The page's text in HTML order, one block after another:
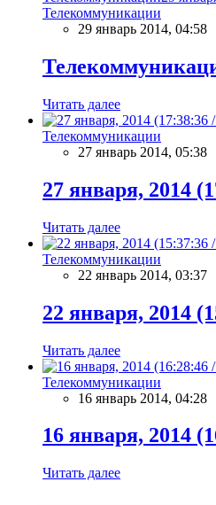
Телекоммуникации
29 январь 2014, 04:58
Читать далее
Телекоммуникации
27 январь 2014, 05:38
27 января, 2014
Читать далее
Телекоммуникации
22 январь 2014, 03:37
22 января, 2014
Читать далее
Телекоммуникации
16 январь 2014, 04:28
16 января, 2014
Читать далее